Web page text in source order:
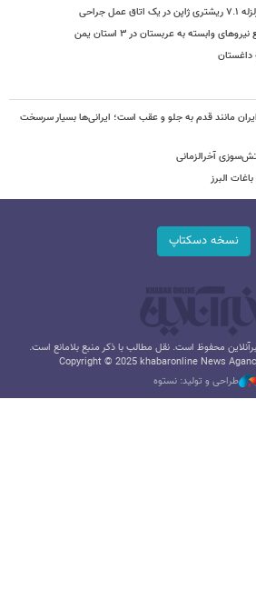
جراحی
وابسته به عربستان در ۳ استان یمن
داغستان
مانند قدم به جلو و عقب است؛ ایرانی‌ها بسیار سرسخت
آخرالزمانی
البرز
نسخه دسکتاپ
محفوظ است. نقل مطالب با ذکر منبع بلامانع است.
Copyright © 2025 khabaronline News
طراحی و تولید: نستوه